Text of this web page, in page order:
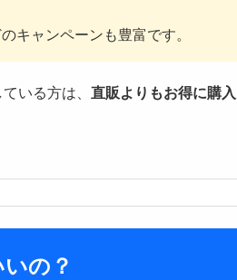
キャンペーンも豊富です。
いる方は、 直販よりもお得に購入
の？